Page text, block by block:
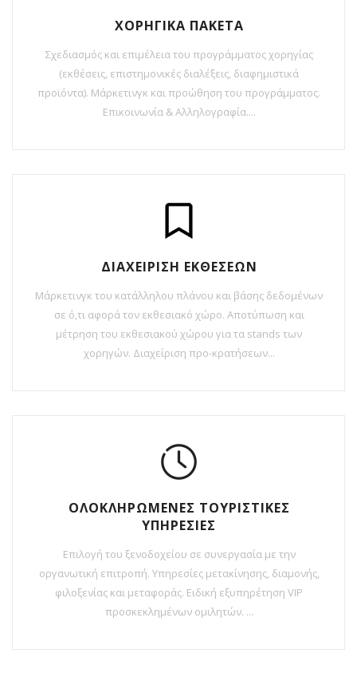
ΧΟΡΗΓΙΚΑ ΠΑΚΕΤΑ
Σχεδιασμός και επιμέλεια του προγράμματος χορηγίας
(εκθέσεις, επιστημονικές διαλέξεις, διαφημιστικά
προϊόντα). Μάρκετινγκ και προώθηση του προγράμματος.
Επικοινωνία & Αλληλογραφία....
ΔΙΑΧΕΙΡΙΣΗ ΕΚΘΕΣΕΩΝ
Μάρκετινγκ του κατάλληλου πλάνου και βάσης δεδομένων
σε ό,τι αφορά τον εκθεσιακό χώρο. Αποτύπωση και
μέτρηση του εκθεσιακού χώρου για τα stands των
χορηγών. Διαχείριση προ-κρατήσεων...
ΟΛΟΚΛΗΡΩΜΕΝΕΣ ΤΟΥΡΙΣΤΙΚΕΣ
ΥΠΗΡΕΣΙΕΣ
Επιλογή του ξενοδοχείου σε συνεργασία με την
οργανωτική επιτροπή. Υπηρεσίες μετακίνησης, διαμονής,
φιλοξενίας και μεταφοράς. Ειδική εξυπηρέτηση VIP
προσκεκλημένων ομιλητών. ...